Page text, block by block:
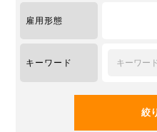
雇用形態
キーワード